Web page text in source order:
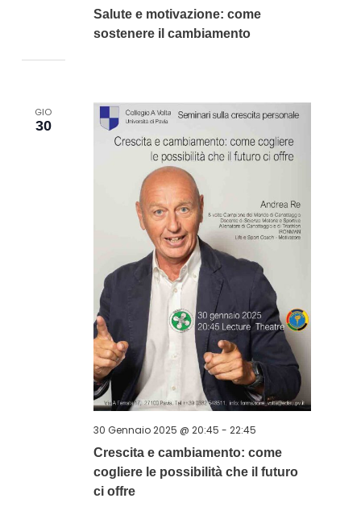
Salute e motivazione: come
sostenere il cambiamento
GIO
30
Crescita e cambiamento: come
cogliere le possibilità che il futuro
ci offre
30 Gennaio 2025 @ 20:45 - 22:45